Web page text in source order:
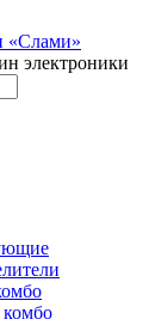
электроники